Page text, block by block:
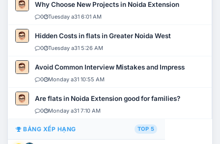
Why Choose New Projects in Noida Extension
0 Tuesday a31 6:01 AM
Hidden Costs in flats in Greater Noida West
0 Tuesday a31 5:26 AM
Avoid Common Interview Mistakes and Impress
0 Monday a31 10:55 AM
Are flats in Noida Extension good for families?
0 Monday a31 7:10 AM
BẢNG XẾP HẠNG TOP 5